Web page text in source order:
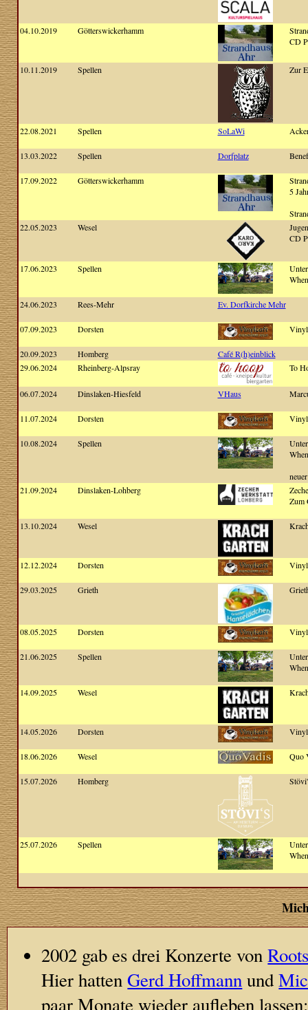
04.10.2019 Götterswickerhamm
CD
10.11.2019 Spellen Zur
22.08.2021 Spellen SoLaWi
13.03.2022 Spellen Dorfplatz
17.09.2022 Götterswickerhamm
5
22.05.2023
Wesel
CD
17.06.2023 Spellen
24.06.2023 Rees-Mehr Ev. Dorfkirche Mehr
07.09.2023 Dorsten
20.09.2023 Homberg
Café R(h)einblick
29.06.2024
Rheinberg-Alpsray To
06.07.2024 Dinslaken-Hiesfeld VHaus
11.07.2024 Dorsten
10.08.2024 Spellen
21.09.2024
Dinslaken-Lohberg
Zum
13.10.2024 Wesel
12.12.2024 Dorsten
29.03.2025 Grieth
08.05.2025 Dorsten
21.06.2025 Spellen
14.09.2025 Wesel
14.05.2026 Dorsten
18.06.2026 Wesel Quo
15.07.2026 Homberg
25.07.2026 Spellen
2002 gab es drei Konzerte von
Hier hattenGerd Hoffmannund
paar Monate wieder aufleben